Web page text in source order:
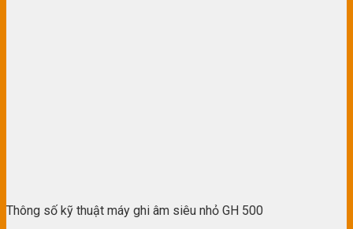
Thông số kỹ thuật máy ghi âm siêu nhỏ GH 500